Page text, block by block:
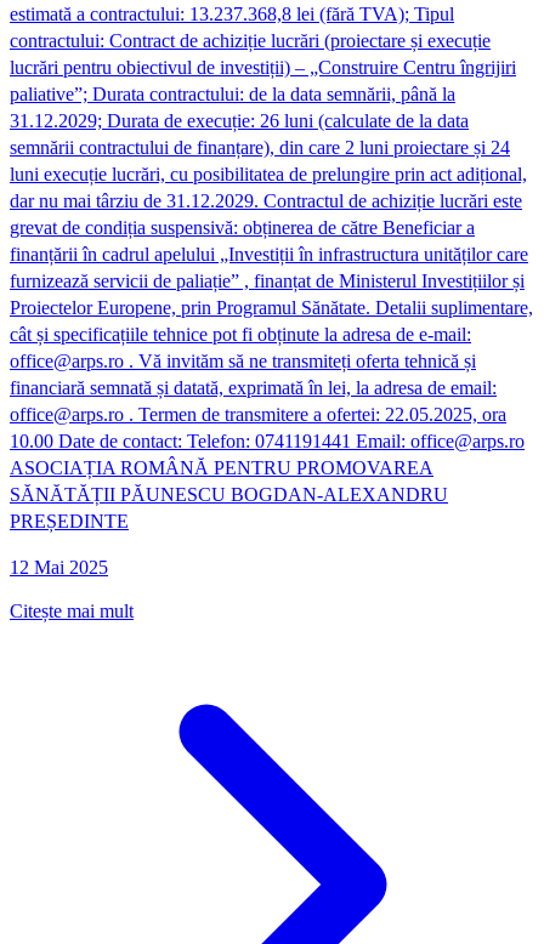
estimată a contractului: 13.237.368,8 lei (fără TVA); Tipul
contractului: Contract de achiziție lucrări (proiectare și execuție
lucrări pentru obiectivul de investiții) – „Construire Centru îngrijiri
paliative”; Durata contractului: de la data semnării, până la
31.12.2029; Durata de execuție: 26 luni (calculate de la data
semnării contractului de finanțare), din care 2 luni proiectare și 24
luni execuție lucrări, cu posibilitatea de prelungire prin act adițional,
dar nu mai târziu de 31.12.2029. Contractul de achiziție lucrări este
grevat de condiția suspensivă: obținerea de către Beneficiar a
finanțării în cadrul apelului „Investiții în infrastructura unităților care
furnizează servicii de paliație” , finanțat de Ministerul Investițiilor și
Proiectelor Europene, prin Programul Sănătate. Detalii suplimentare,
cât și specificațiile tehnice pot fi obținute la adresa de e-mail:
office@arps.ro . Vă invităm să ne transmiteți oferta tehnică și
financiară semnată și datată, exprimată în lei, la adresa de email:
office@arps.ro . Termen de transmitere a ofertei: 22.05.2025, ora
10.00 Date de contact: Telefon: 0741191441 Email: office@arps.ro
ASOCIAȚIA ROMÂNĂ PENTRU PROMOVAREA
SĂNĂTĂȚII PĂUNESCU BOGDAN-ALEXANDRU
PREȘEDINTE
12 Mai 2025
Citește mai mult